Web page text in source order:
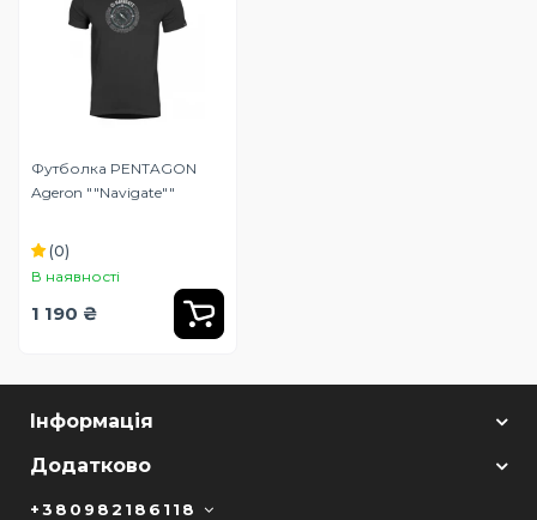
Футболка PENTAGON
Ageron ""Navigate""
(0)
В наявності
1 190 ₴
Інформація
Додатково
+380982186118